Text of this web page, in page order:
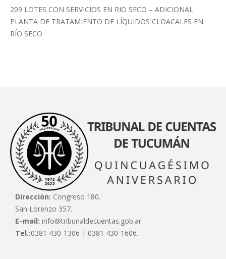
209 LOTES CON SERVICIOS EN RIO SECO – ADICIONAL
PLANTA DE TRATAMIENTO DE LÍQUIDOS CLOACALES EN
RÍO SECO
Dirección: Congreso 180.
San Lorenzo 357.
E-mail: info@tribunaldecuentas.gob.ar
Tel.:0381 430-1306 | 0381 430-1606.